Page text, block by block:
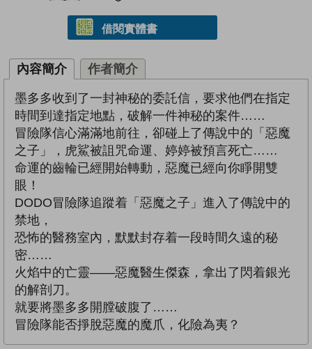
借閱實體書
內容簡介 作者簡介
墨多多收到了一封神秘的委託信，要求他們在指定
時間到達指定地點，破解一件神秘的案件……
冒險隊信心滿滿地前往，卻碰上了傳說中的「惡魔
之子」，虎鯊被詛咒命運、婷婷被預言死亡……
命運的齒輪已經開始轉動，惡魔已經向你睜開雙
眼！
DODO冒險隊追蹤着「惡魔之子」進入了傳說中的
禁地，
恐怖的醫務室內，默默封存着一段時間久遠的秘
密……
火焰中的亡靈——惡魔醫生傑森，拿出了閃着銀光
的解剖刀。
就要將墨多多開膛破腹了……
冒險隊能否掙脫惡魔的魔爪，化險為夷？